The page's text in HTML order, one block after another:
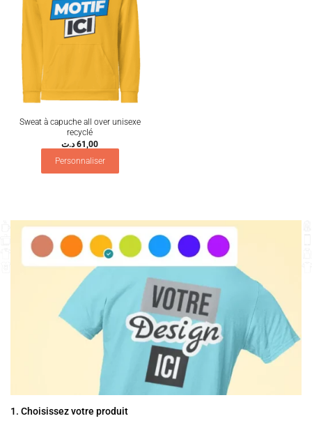
Sweat à capuche all over unisexe
recyclé
61,00 د.ت
Personnaliser
1. Choisissez votre produit